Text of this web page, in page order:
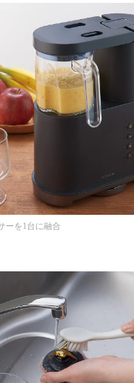
ーを1台に融合